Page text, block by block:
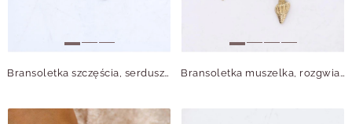
Bransoletka szczęścia, serduszko, stal S109084S03 Bransoletka muszelka, rozgwiazda, stal pozłacana S113454Z00